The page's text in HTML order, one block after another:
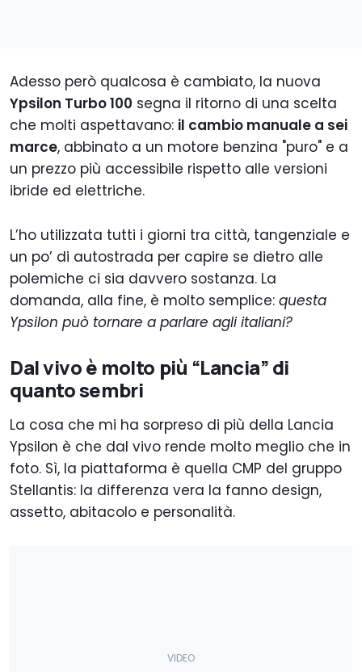
Adesso però qualcosa è cambiato, la nuova
Ypsilon Turbo 100 segna il ritorno di una scelta
che molti aspettavano: il cambio manuale a sei
marce, abbinato a un motore benzina "puro" e a
un prezzo più accessibile rispetto alle versioni
ibride ed elettriche.
L’ho utilizzata tutti i giorni tra città, tangenziale e
un po’ di autostrada per capire se dietro alle
polemiche ci sia davvero sostanza. La
domanda, alla fine, è molto semplice: questa
Ypsilon può tornare a parlare agli italiani?
Dal vivo è molto più “Lancia” di
quanto sembri
La cosa che mi ha sorpreso di più della Lancia
Ypsilon è che dal vivo rende molto meglio che in
foto. Sì, la piattaforma è quella CMP del gruppo
Stellantis: la differenza vera la fanno design,
assetto, abitacolo e personalità.